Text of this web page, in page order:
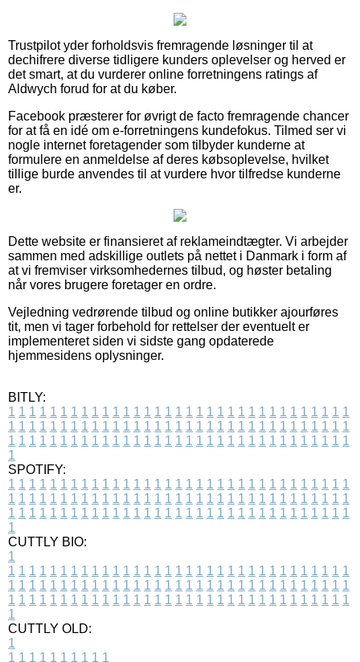
Trustpilot yder forholdsvis fremragende løsninger til at
dechifrere diverse tidligere kunders oplevelser og herved er
det smart, at du vurderer online forretningens ratings af
Aldwych forud for at du køber.
Facebook præsterer for øvrigt de facto fremragende chancer
for at få en idé om e-forretningens kundefokus. Tilmed ser vi
nogle internet foretagender som tilbyder kunderne at
formulere en anmeldelse af deres købsoplevelse, hvilket
tillige burde anvendes til at vurdere hvor tilfredse kunderne
er.
Dette website er finansieret af reklameindtægter. Vi arbejder
sammen med adskillige outlets på nettet i Danmark i form af
at vi fremviser virksomhedernes tilbud, og høster betaling
når vores brugere foretager en ordre.
Vejledning vedrørende tilbud og online butikker ajourføres
tit, men vi tager forbehold for rettelser der eventuelt er
implementeret siden vi sidste gang opdaterede
hjemmesidens oplysninger.
BITLY:
1 1 1 1 1 1 1 1 1 1 1 1 1 1 1 1 1 1 1 1 1 1 1 1 1 1 1 1 1 1 1 1 1
1 1 1 1 1 1 1 1 1 1 1 1 1 1 1 1 1 1 1 1 1 1 1 1 1 1 1 1 1 1 1 1 1
1 1 1 1 1 1 1 1 1 1 1 1 1 1 1 1 1 1 1 1 1 1 1 1 1 1 1 1 1 1 1 1 1
1
SPOTIFY:
1 1 1 1 1 1 1 1 1 1 1 1 1 1 1 1 1 1 1 1 1 1 1 1 1 1 1 1 1 1 1 1 1
1 1 1 1 1 1 1 1 1 1 1 1 1 1 1 1 1 1 1 1 1 1 1 1 1 1 1 1 1 1 1 1 1
1 1 1 1 1 1 1 1 1 1 1 1 1 1 1 1 1 1 1 1 1 1 1 1 1 1 1 1 1 1 1 1 1
1
CUTTLY BIO:
1
1 1 1 1 1 1 1 1 1 1 1 1 1 1 1 1 1 1 1 1 1 1 1 1 1 1 1 1 1 1 1 1 1
1 1 1 1 1 1 1 1 1 1 1 1 1 1 1 1 1 1 1 1 1 1 1 1 1 1 1 1 1 1 1 1 1
1 1 1 1 1 1 1 1 1 1 1 1 1 1 1 1 1 1 1 1 1 1 1 1 1 1 1 1 1 1 1 1 1
1
CUTTLY OLD:
1
1 1 1 1 1 1 1 1 1 1